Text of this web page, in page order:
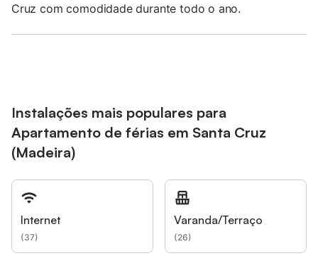
Cruz com comodidade durante todo o ano.
Instalações mais populares para
Apartamento de férias em Santa Cruz
(Madeira)
Internet
(37)
Varanda/Terraço
(26)